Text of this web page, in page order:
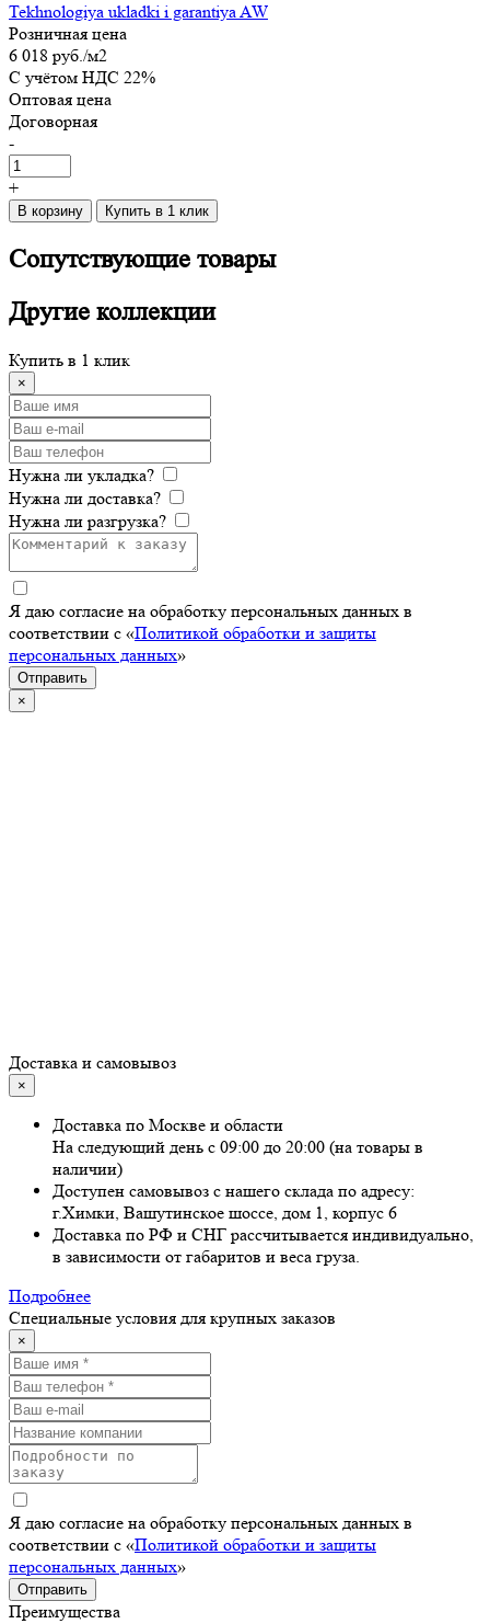
Tekhnologiya ukladki i garantiya AW
Розничная цена
6 018 руб./м2
C учётом НДС 22%
Оптовая цена
Договорная
-
+
В корзину Купить в 1 клик
Сопутствующие товары
Другие коллекции
Купить в 1 клик
×
Нужна ли укладка?
Нужна ли доставка?
Нужна ли разгрузка?
Я даю согласие на обработку персональных данных в
соответствии с «Политикой обработки и защиты
персональных данных»
Отправить
×
Доставка и самовывоз
×
Доставка по Москве и области
На следующий день с 09:00 до 20:00 (на товары в
наличии)
Доступен самовывоз с нашего склада по адресу:
г.Химки, Вашутинское шоссе, дом 1, корпус 6
Доставка по РФ и СНГ рассчитывается индивидуально,
в зависимости от габаритов и веса груза.
Подробнее
Специальные условия для крупных заказов
×
Я даю согласие на обработку персональных данных в
соответствии с «Политикой обработки и защиты
персональных данных»
Отправить
Преимущества